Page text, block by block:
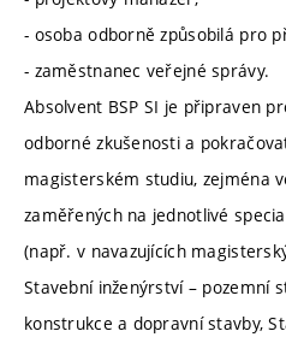
- osoba odborně způsobilá pro
- zaměstnanec veřejné správy.
Absolvent BSP SI je připraven
odborné zkušenosti a
magisterském studiu, zejména
zaměřených na jednotlivé
(např. v navazujících
Stavební inženýrství – pozemní
konstrukce a dopravní stavby,